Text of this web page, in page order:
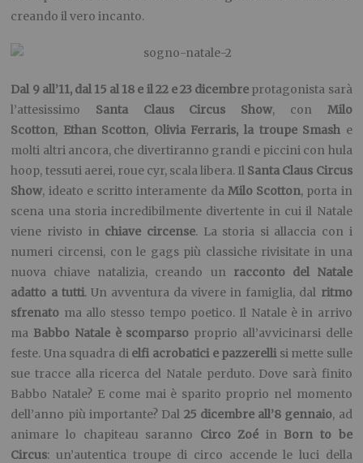
creando il vero incanto.
Dal 9 all’11, dal 15 al 18 e il 22 e 23 dicembre protagonista sarà
l’attesissimo Santa Claus Circus Show, con Milo
Scotton, Ethan Scotton, Olivia Ferraris, la troupe Smash e
molti altri ancora, che divertiranno grandi e piccini con hula
hoop, tessuti aerei, roue cyr, scala libera. Il Santa Claus Circus
Show, ideato e scritto interamente da Milo Scotton, porta in
scena una storia incredibilmente divertente in cui il Natale
viene rivisto in chiave circense. La storia si allaccia con i
numeri circensi, con le gags più classiche rivisitate in una
nuova chiave natalizia, creando un racconto del Natale
adatto a tutti. Un avventura da vivere in famiglia, dal ritmo
sfrenato ma allo stesso tempo poetico. Il Natale è in arrivo
ma Babbo Natale è scomparso proprio all’avvicinarsi delle
feste. Una squadra di elfi acrobatici e pazzerellisi mette sulle
sue tracce alla ricerca del Natale perduto. Dove sarà finito
Babbo Natale? E come mai è sparito proprio nel momento
dell’anno più importante? Dal 25 dicembre all’8 gennaio, ad
animare lo chapiteau saranno Circo Zoé in Born to be
Circus: un’autentica troupe di circo accende le luci della